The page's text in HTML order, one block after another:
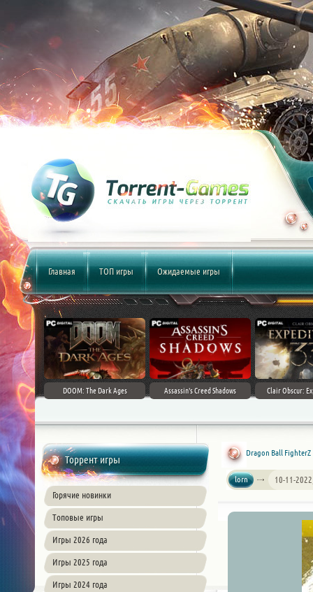
Главная ТОП игры Ожидаемые игры
DOOM: The Dark Ages Assassin's Creed Shadows Clair Obscur:
Торрент игры
Горячие новинки
Топовые игры
Игры 2026 года
Игры 2025 года
Игры 2024 года
Dragon Ball FighterZ
lorn 10-11-